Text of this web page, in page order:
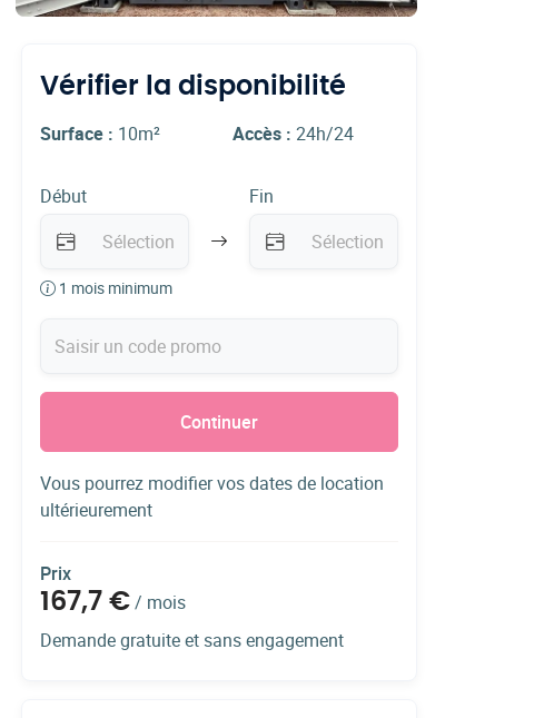
Vérifier la disponibilité
Surface : 10m² Accès : 24h/24
Début Fin
1 mois minimum
Continuer
Vous pourrez modifier vos dates de location
ultérieurement
Prix
167,7 €/ mois
Demande gratuite et sans engagement